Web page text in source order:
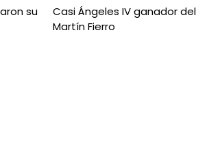
su
Casi Ángeles IV ganador del
Martín Fierro